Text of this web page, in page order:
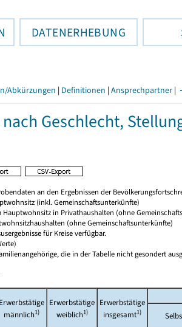
DATENERHEBUNG
Abkürzungen | Definitionen | Ansprechpartner |
Geschlecht,
an den Ergebnissen der
(inkl. Gemeinschaftsunterkünfte)
Hauptwohnsitz in Privathaushalten (ohne
(ohne Gemeinschaftsunterkünfte)
für Kreise verfügbar.
die in der Tabelle nicht gesondert
Erwerbstätige
männlich1)
Erwerbstätige
weiblich1)
Erwerbstätige
insgesamt1)